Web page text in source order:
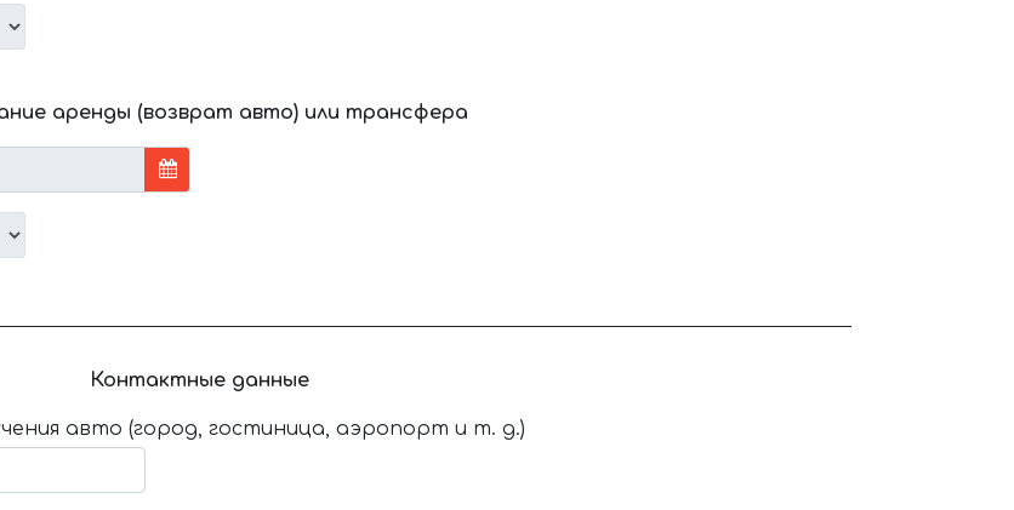
аренды (возврат авто) или трансфера
Контактные данные
авто (город, гостиница, аэропорт и т. д.)